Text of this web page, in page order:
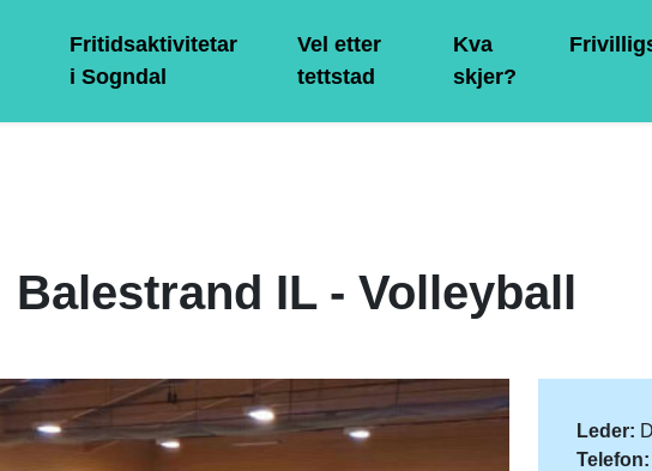
Fritidsaktivitetar
i Sogndal
Vel etter
tettstad
Kva
skjer?
Balestrand IL - Volleyball
Leder:
Telefon: